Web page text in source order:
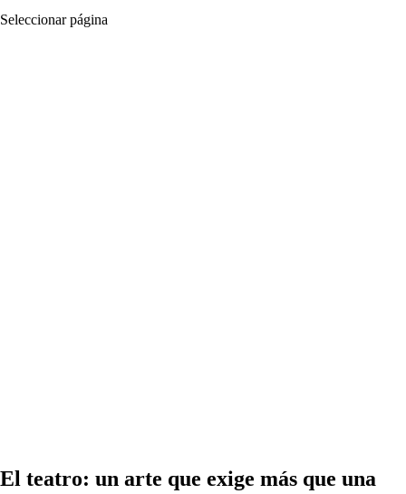
Seleccionar página
El teatro: un arte que exige más que una